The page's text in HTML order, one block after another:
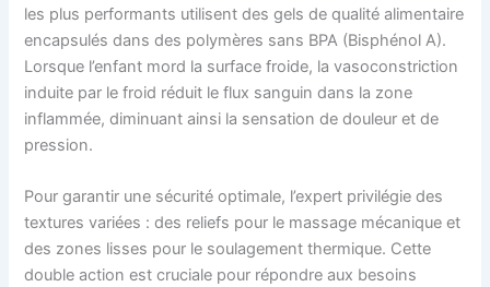
les plus performants utilisent des gels de qualité alimentaire
encapsulés dans des polymères sans BPA (Bisphénol A).
Lorsque l’enfant mord la surface froide, la vasoconstriction
induite par le froid réduit le flux sanguin dans la zone
inflammée, diminuant ainsi la sensation de douleur et de
pression.
Pour garantir une sécurité optimale, l’expert privilégie des
textures variées : des reliefs pour le massage mécanique et
des zones lisses pour le soulagement thermique. Cette
double action est cruciale pour répondre aux besoins